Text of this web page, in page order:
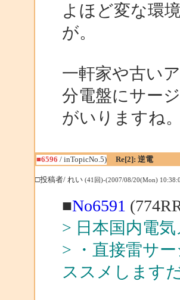
よほど変な環
が。
一軒家や古い
分電盤にサー
がいりますね。
■6596 / inTopicNo.5) Re[2]: 逆電
□投稿者/ れい (41回)-(2007/08/20(Mon)
■No6591
> 日本国内電
> ・直接雷サ
ススメします